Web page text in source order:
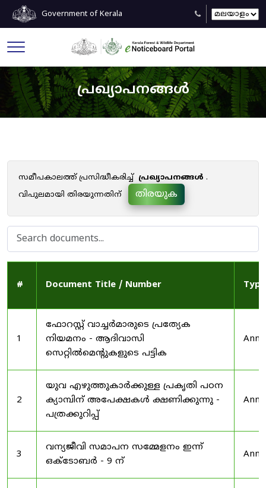
Government of Kerala
പ്രഖ്യാപനങ്ങൾ
സമീപകാലത്ത് പ്രസിദ്ധീകരിച്ച് പ്രഖ്യാപനങ്ങൾ .
വിപുലമായി തിരയുന്നതിന്
തിരയുക
# Document Title / Number Type
1
ഫോറസ്റ്റ് വാച്ചർമാരുടെ പ്രത്യേക
നിയമനം - ആദിവാസി
സെറ്റിൽമെന്റുകളുടെ പട്ടിക
2
യുവ എഴുത്തുകാർക്കുള്ള പ്രകൃതി പഠന
ക്യാമ്പിന് അപേക്ഷകൾ ക്ഷണിക്കുന്നു -
പത്രക്കുറിപ്പ്
3
വന്യജീവി സമാപന സമ്മേളനം ഇന്ന്
ഒക്ടോബർ - 9 ന്